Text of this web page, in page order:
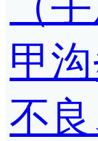
甲
不良